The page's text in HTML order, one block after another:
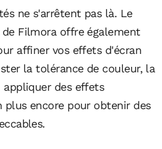
ne s'arrêtent pas là. Le
Filmora offre également
affiner vos effets d'écran
la tolérance de couleur, la
des effets
encore pour obtenir des